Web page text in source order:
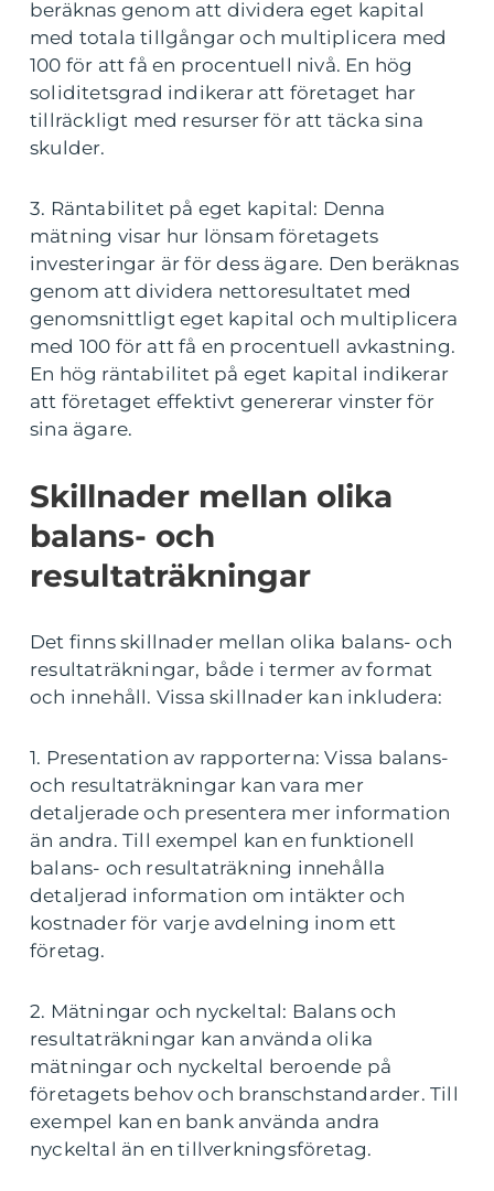
beräknas genom att dividera eget kapital
med totala tillgångar och multiplicera med
100 för att få en procentuell nivå. En hög
soliditetsgrad indikerar att företaget har
tillräckligt med resurser för att täcka sina
skulder.
3. Räntabilitet på eget kapital: Denna
mätning visar hur lönsam företagets
investeringar är för dess ägare. Den beräknas
genom att dividera nettoresultatet med
genomsnittligt eget kapital och multiplicera
med 100 för att få en procentuell avkastning.
En hög räntabilitet på eget kapital indikerar
att företaget effektivt genererar vinster för
sina ägare.
Skillnader mellan olika
balans- och
resultaträkningar
Det finns skillnader mellan olika balans- och
resultaträkningar, både i termer av format
och innehåll. Vissa skillnader kan inkludera:
1. Presentation av rapporterna: Vissa balans-
och resultaträkningar kan vara mer
detaljerade och presentera mer information
än andra. Till exempel kan en funktionell
balans- och resultaträkning innehålla
detaljerad information om intäkter och
kostnader för varje avdelning inom ett
företag.
2. Mätningar och nyckeltal: Balans och
resultaträkningar kan använda olika
mätningar och nyckeltal beroende på
företagets behov och branschstandarder. Till
exempel kan en bank använda andra
nyckeltal än en tillverkningsföretag.